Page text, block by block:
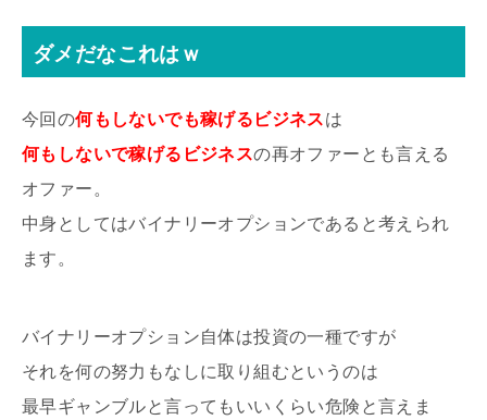
ダメだなこれはｗ
今回の何もしないでも稼げるビジネスは
何もしないで稼げるビジネスの再オファーとも言える
オファー。
中身としてはバイナリーオプションであると考えられ
ます。
バイナリーオプション自体は投資の一種ですが
それを何の努力もなしに取り組むというのは
最早ギャンブルと言ってもいいくらい危険と言えま